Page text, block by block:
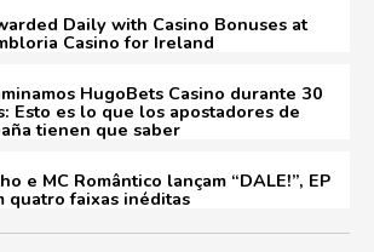
Daily with Casino Bonuses at
Casino for Ireland
HugoBets Casino durante 30
Esto es lo que los apostadores de
tienen que saber
e MC Romântico lançam “DALE!”, EP
quatro faixas inéditas